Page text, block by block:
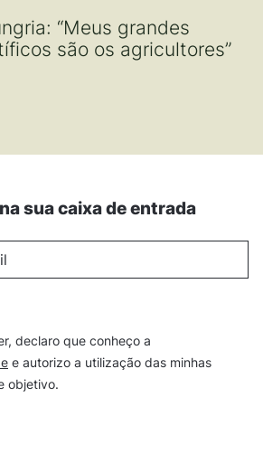
“Meus grandes
são os agricultores”
sua caixa de entrada
declaro que conheço a
e autorizo a utilização das minhas
objetivo.